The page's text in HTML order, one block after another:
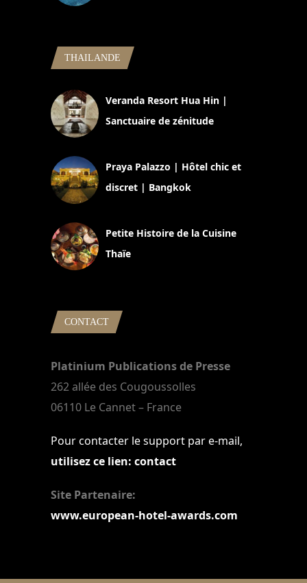
THAILANDE
Veranda Resort Hua Hin |
Sanctuaire de zénitude
Praya Palazzo | Hôtel chic et
discret | Bangkok
Petite Histoire de la Cuisine
Thaïe
CONTACT
Platinium Publications de Presse
262 allée des Cougoussolles
06110 Le Cannet – France
Pour contacter le support par e-mail,
utilisez ce lien: contact
Site Partenaire:
www.european-hotel-awards.com